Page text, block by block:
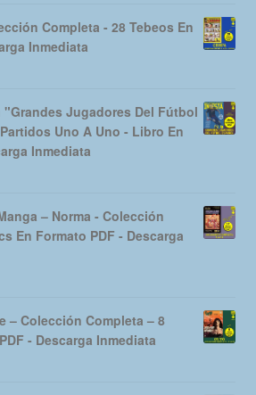
Completa - 28 Tebeos En
Inmediata
"Grandes Jugadores Del Fútbol
Uno A Uno - Libro En
Inmediata
– Norma - Colección
En Formato PDF - Descarga
– Colección Completa – 8
- Descarga Inmediata